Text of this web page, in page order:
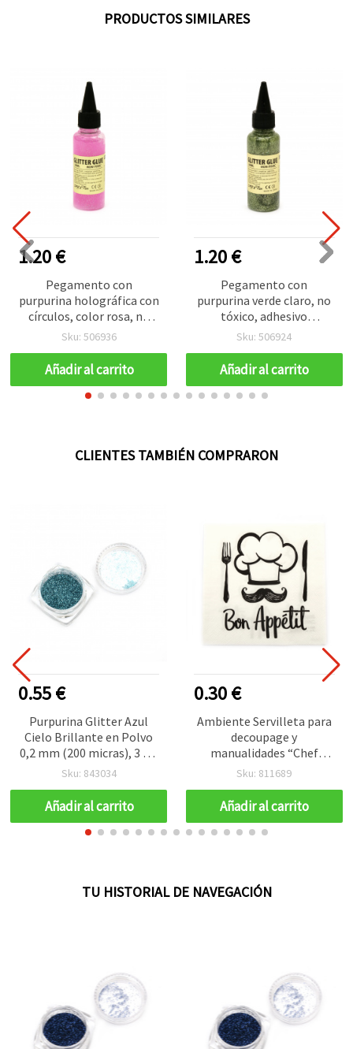
PRODUCTOS SIMILARES
1.20 €
Pegamento con
purpurina holográfica con
círculos, color rosa, no
tóxico, 50 ml
Sku: 506936
Añadir al carrito
1.20 €
Pegamento con
purpurina verde claro, no
tóxico, adhesivo
decorativo para
scrapbooking, 50 ml
Sku: 506924
Añadir al carrito
CLIENTES TAMBIÉN COMPRARON
0.55 €
Purpurina Glitter Azul
Cielo Brillante en Polvo
0,2 mm (200 micras), 3 ml
(aprox. 3 g) para
Sku: 843034
Añadir al carrito
0.30 €
Ambiente Servilleta para
decoupage y
manualidades “Chef
Blanco“, 3 capas, 33 x 33
Sku: 811689
Añadir al carrito
TU HISTORIAL DE NAVEGACIÓN